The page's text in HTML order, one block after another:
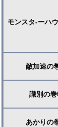
モンスタ-ーハ
敵加速の
識別の
あかりの